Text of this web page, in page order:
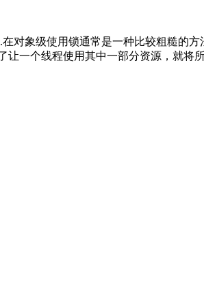
对象级使用锁通常是一种比较粗糙的
一个线程使用其中一部分资源，就将